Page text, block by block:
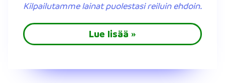
Kilpailutamme lainat puolestasi reiluin ehdoin.
Lue lisää »